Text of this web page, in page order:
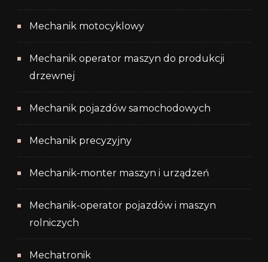
Mechanik motocyklowy
Mechanik operator maszyn do produkcji
drzewnej
Mechanik pojazdów samochodowych
Mechanik precyzyjny
Mechanik-monter maszyn i urządzeń
Mechanik-operator pojazdów i maszyn
rolniczych
Mechatronik